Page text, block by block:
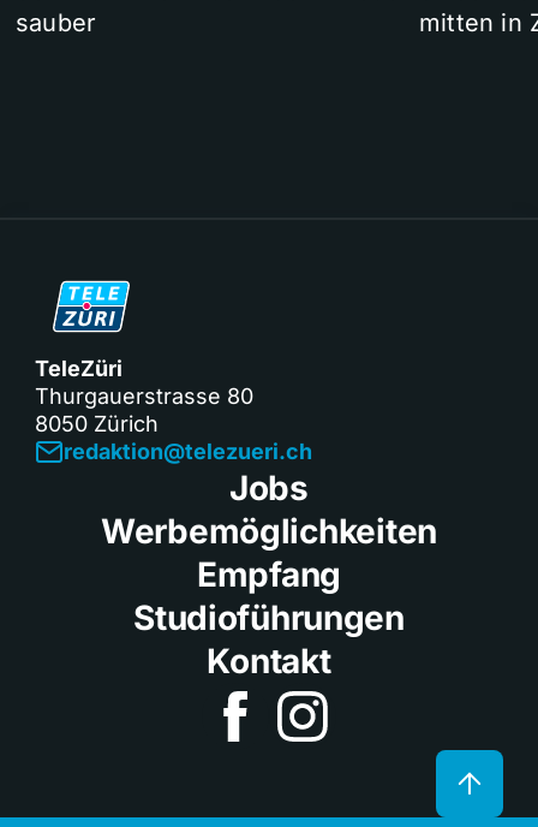
sauber
mitten in
TeleZüri
Thurgauerstrasse 80
8050 Zürich
redaktion@telezueri.ch
Jobs
Werbemöglichkeiten
Empfang
Studioführungen
Kontakt